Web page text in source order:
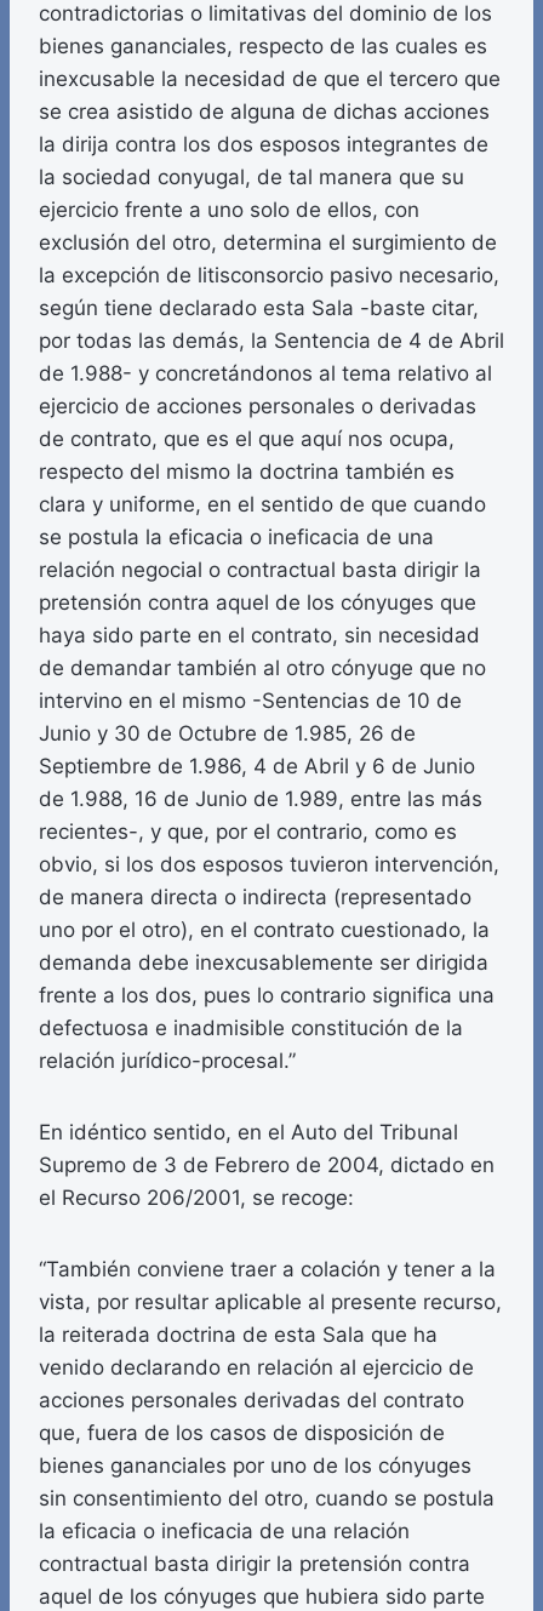
contradictorias o limitativas del dominio de los
bienes gananciales, respecto de las cuales es
inexcusable la necesidad de que el tercero que
se crea asistido de alguna de dichas acciones
la dirija contra los dos esposos integrantes de
la sociedad conyugal, de tal manera que su
ejercicio frente a uno solo de ellos, con
exclusión del otro, determina el surgimiento de
la excepción de litisconsorcio pasivo necesario,
según tiene declarado esta Sala -baste citar,
por todas las demás, la Sentencia de 4 de Abril
de 1.988- y concretándonos al tema relativo al
ejercicio de acciones personales o derivadas
de contrato, que es el que aquí nos ocupa,
respecto del mismo la doctrina también es
clara y uniforme, en el sentido de que cuando
se postula la eficacia o ineficacia de una
relación negocial o contractual basta dirigir la
pretensión contra aquel de los cónyuges que
haya sido parte en el contrato, sin necesidad
de demandar también al otro cónyuge que no
intervino en el mismo -Sentencias de 10 de
Junio y 30 de Octubre de 1.985, 26 de
Septiembre de 1.986, 4 de Abril y 6 de Junio
de 1.988, 16 de Junio de 1.989, entre las más
recientes-, y que, por el contrario, como es
obvio, si los dos esposos tuvieron intervención,
de manera directa o indirecta (representado
uno por el otro), en el contrato cuestionado, la
demanda debe inexcusablemente ser dirigida
frente a los dos, pues lo contrario significa una
defectuosa e inadmisible constitución de la
relación jurídico-procesal.”
En idéntico sentido, en el Auto del Tribunal
Supremo de 3 de Febrero de 2004, dictado en
el Recurso 206/2001, se recoge:
“También conviene traer a colación y tener a la
vista, por resultar aplicable al presente recurso,
la reiterada doctrina de esta Sala que ha
venido declarando en relación al ejercicio de
acciones personales derivadas del contrato
que, fuera de los casos de disposición de
bienes gananciales por uno de los cónyuges
sin consentimiento del otro, cuando se postula
la eficacia o ineficacia de una relación
contractual basta dirigir la pretensión contra
aquel de los cónyuges que hubiera sido parte